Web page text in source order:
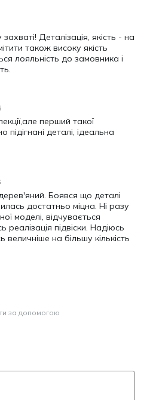
автомобільний
вперед, спорт,
колеса
та склоочисники
вентилятор
вікна
мовами
Деталізація, якість - на
також високу якість
лояльність до замовника і
перший такої
деталі, ідеальна
Боявся що деталі
достатньо міцна. Ні разу
моделі, відчувається
підвіски. Надіюсь
на більшу кількість
за допомогою